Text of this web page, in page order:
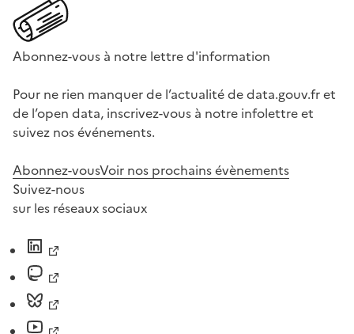
Abonnez-vous à notre lettre d'information
Pour ne rien manquer de l’actualité de data.gouv.fr et
de l’open data, inscrivez-vous à notre infolettre et
suivez nos événements.
Abonnez-vousVoir nos prochains évènements
Suivez-nous
sur les réseaux sociaux